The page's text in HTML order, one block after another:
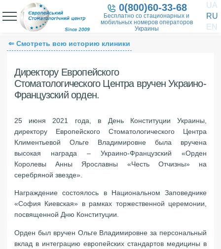
0(800)60-33-68
Бесплатно со стационарных и
мобильных номеров операторов
Украины
UA
RU
EN
⇐ Смотреть всю историю клиники
Директору Европейского
Стоматологического Центра вручен Украино-
Французский орден.
25 июня 2021 года, в День Конституции Украины,
директору Европейского Стоматологического Центра
Климентьевой Ольге Владимировне была вручена
высокая награда – Украино-Французский «Орден
Королевы Анны Ярославны «Честь Отчизны» на
серебряной звезде».
Награждение состоялось в Национальном Заповеднике
«София Киевская» в рамках торжественной церемонии,
посвященной Дню Конституции.
Орден был вручен Ольге Владимировне за персональный
вклад в интеграцию европейских стандартов медицины в